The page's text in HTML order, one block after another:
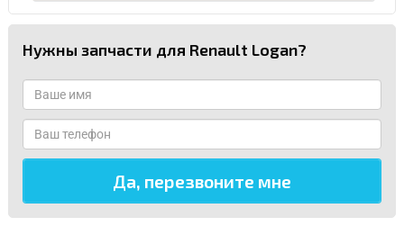
Нужны запчасти для Renault Logan?